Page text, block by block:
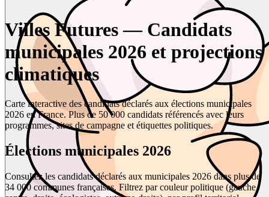
Villes Futures — Candidats
municipales 2026 et projections
climatiques
Carte interactive des candidats déclarés aux élections municipales
2026 en France. Plus de 50 000 candidats référencés avec leurs
programmes, sites de campagne et étiquettes politiques.
Élections municipales 2026
Consultez les candidats déclarés aux municipales 2026 dans plus de
34 000 communes françaises. Filtrez par couleur politique (gauche,